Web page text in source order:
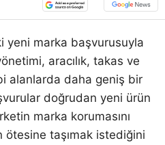
yeni marka başvurusuyla
aracılık, takas ve
alanlarda daha geniş bir
doğrudan yeni ürün
marka korumasını
ötesine taşımak istediğini